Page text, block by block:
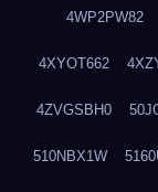
4WP2PW82
4XYOT662
4ZVGSBH0
510NBX1W